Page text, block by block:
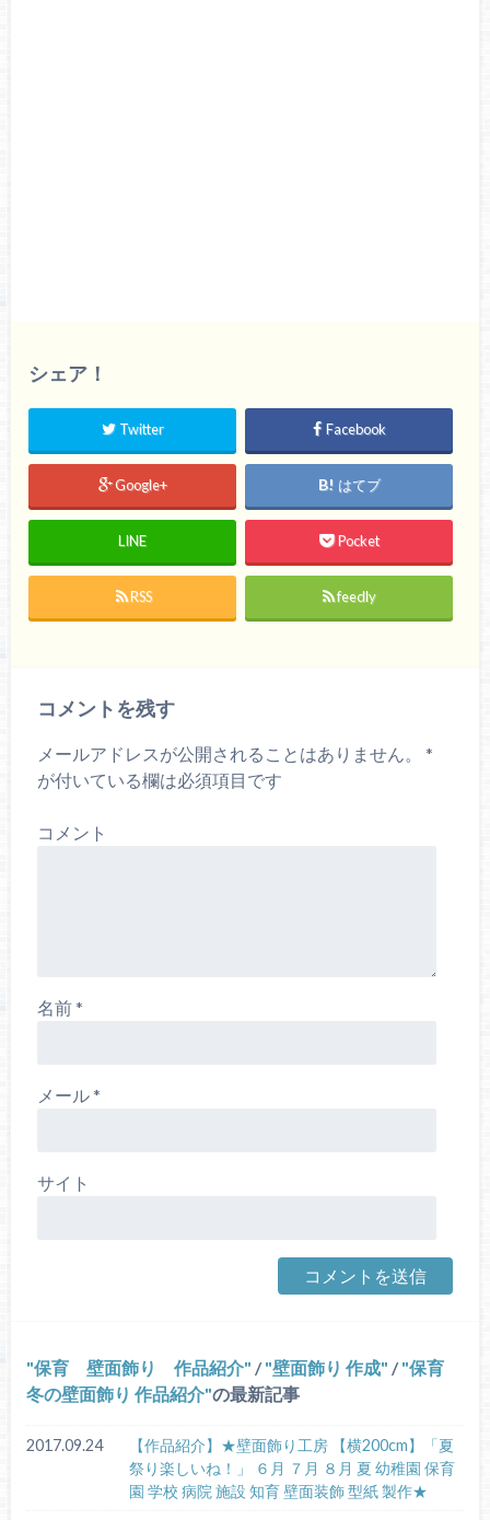
シェア！
Twitter Facebook
Google+ はてブ
LINE Pocket
RSS feedly
コメントを残す
メールアドレスが公開されることはありません。
*
が付いている欄は必須項目です
コメント
名前*
メール*
サイト
保育 壁面飾り 作品紹介 / 壁面飾り 作成 / 保育
冬の壁面飾り 作品紹介 の最新記事
2017.09.24
【作品紹介】★壁面飾り工房 【横200cm】「夏
祭り楽しいね！」 ６月 ７月 ８月 夏 幼稚園 保育
園 学校 病院 施設 知育 壁面装飾 型紙 製作★